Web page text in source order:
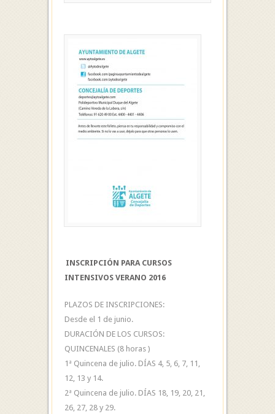
INSCRIPCIÓN PARA CURSOS
INTENSIVOS VERANO 2016
PLAZOS DE INSCRIPCIONES:
Desde el 1 de junio.
DURACIÓN DE LOS CURSOS:
QUINCENALES (8 horas )
1ª Quincena de julio. DÍAS 4, 5, 6, 7, 11,
12, 13 y 14.
2ª Quincena de julio. DÍAS 18, 19, 20, 21,
26, 27, 28 y 29.